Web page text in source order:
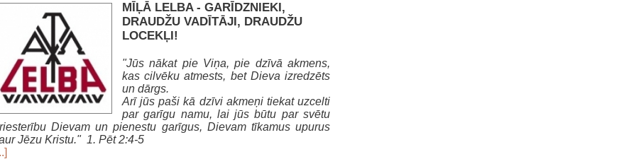
MĪĻĀ LELBA - GARĪDZNIEKI,
DRAUDŽU VADĪTĀJI, DRAUDŽU
LOCEKĻI!
"Jūs nākat pie Viņa, pie dzīvā akmens,
kas cilvēku atmests, bet Dieva izredzēts
un dārgs.
Arī jūs paši kā dzīvi akmeņi tiekat uzcelti
par garīgu namu, lai jūs būtu par svētu
Dievam un pienestu garīgus, Dievam tīkamus upurus
Jēzu Kristu." 1. Pēt 2:4-5